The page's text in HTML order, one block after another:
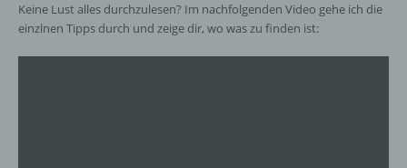
Keine Lust alles durchzulesen? Im nachfolgenden Video gehe ich die
einzlnen Tipps durch und zeige dir, wo was zu finden ist: